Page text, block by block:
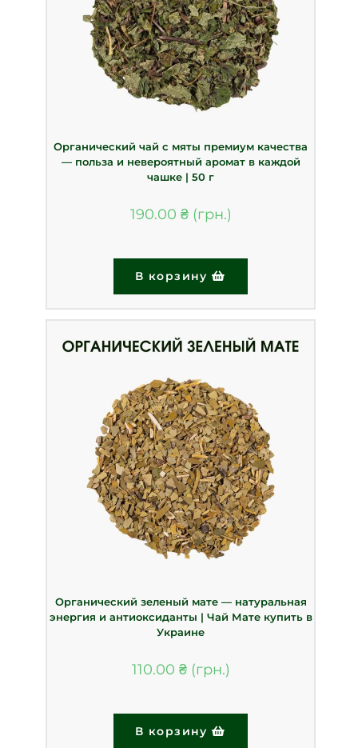
Органический чай с мяты премиум качества
— польза и невероятный аромат в каждой
чашке | 50 г
190.00 ₴
В корзину
Органический зеленый мате — натуральная
энергия и антиоксиданты | Чай Мате купить в
Украине
110.00 ₴
В корзину